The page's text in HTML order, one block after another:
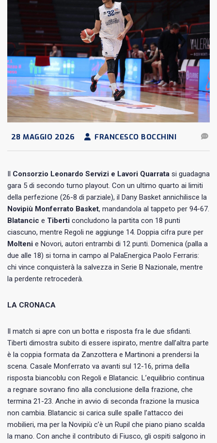
28 MAGGIO 2026 FRANCESCO BOCCHINI
Consorzio Leonardo Servizi e Lavori Quarrata si guadagna
gara 5 di secondo turno playout. Con un ultimo quarto ai limiti
della perfezione (26-8 di parziale), il Dany Basket annichilisce la
Novipiù Monferrato Basket, mandandola al tappeto per 94-67.
Blatancic e Tiberti concludono la partita con 18 punti
ciascuno, mentre Regoli ne aggiunge 14. Doppia cifra pure per
Molteni e Novori, autori entrambi di 12 punti. Domenica (palla a
due alle 18) si torna in campo al PalaEnergica Paolo Ferraris:
chi vince conquisterà la salvezza in Serie B Nazionale, mentre
la perdente retrocederà.
LA CRONACA
Il match si apre con un botta e risposta fra le due sfidanti.
Tiberti dimostra subito di essere ispirato, mentre dall’altra parte
è la coppia formata da Zanzottera e Martinoni a prendersi la
scena. Casale Monferrato va avanti sul 12-16, prima della
risposta biancoblu con Regoli e Blatancic. L’equilibrio continua
a regnare sovrano fino alla conclusione della frazione, che
termina 21-23. Anche in avvio di seconda frazione la musica
non cambia. Blatancic si carica sulle spalle l’attacco dei
mobilieri, ma per la Novipiù c’è un Rupil che piano piano scalda
la mano. Con anche il contributo di Fiusco, gli ospiti salgono in